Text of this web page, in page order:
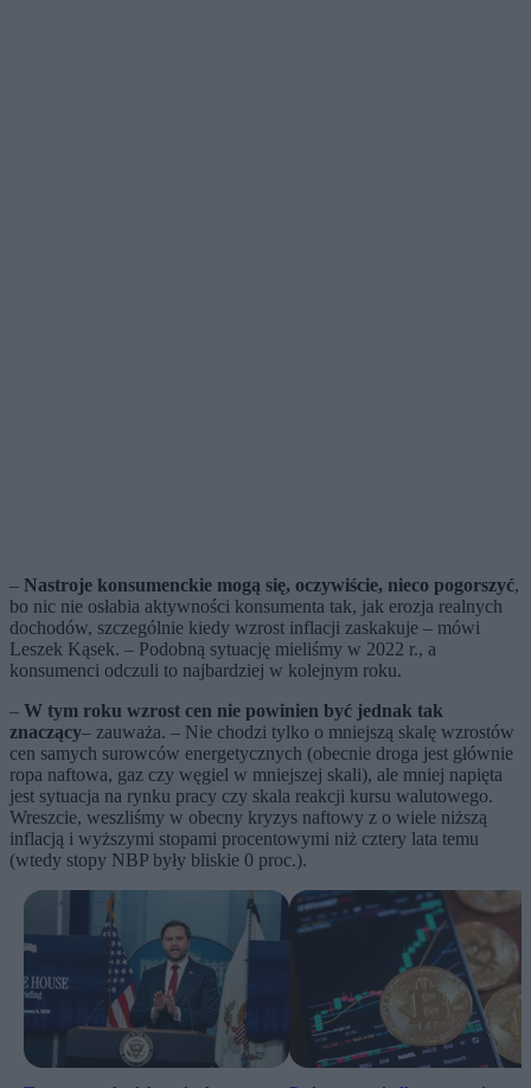
– Nastroje konsumenckie mogą się, oczywiście, nieco pogorszyć,
bo nic nie osłabia aktywności konsumenta tak, jak erozja realnych
dochodów, szczególnie kiedy wzrost inflacji zaskakuje – mówi
Leszek Kąsek. – Podobną sytuację mieliśmy w 2022 r., a
konsumenci odczuli to najbardziej w kolejnym roku.
– W tym roku wzrost cen nie powinien być jednak tak
znaczący– zauważa. – Nie chodzi tylko o mniejszą skalę wzrostów
cen samych surowców energetycznych (obecnie droga jest głównie
ropa naftowa, gaz czy węgiel w mniejszej skali), ale mniej napięta
jest sytuacja na rynku pracy czy skala reakcji kursu walutowego.
Wreszcie, weszliśmy w obecny kryzys naftowy z o wiele niższą
inflacją i wyższymi stopami procentowymi niż cztery lata temu
(wtedy stopy NBP były bliskie 0 proc.).